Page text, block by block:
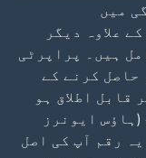
میں
علاوہ دیگر
ہیں۔ پراپرٹی
حاصل کرنے کے
قابل اطلاق ہو
تو ، 3 (پرائیویٹ رہن بیمہ) اور 4 (ہاؤس ایونرز
رقم آپ کی اصل